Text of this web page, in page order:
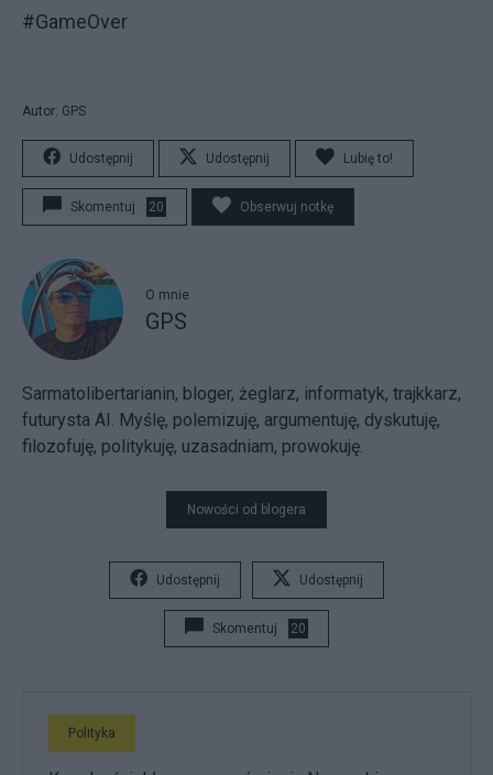
#GameOver
Autor: GPS
Udostępnij Udostępnij Lubię to!
Skomentuj 20 Obserwuj notkę
O mnie
GPS
Sarmatolibertarianin, bloger, żeglarz, informatyk, trajkkarz,
futurysta AI. Myślę, polemizuję, argumentuję, dyskutuję,
filozofuję, politykuję, uzasadniam, prowokuję.
Nowości od blogera
Udostępnij Udostępnij
Skomentuj 20
Polityka